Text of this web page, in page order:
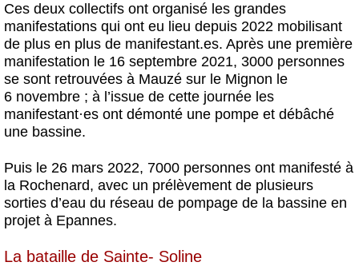
Ces deux collectifs ont organisé les grandes
manifestations qui ont eu lieu depuis 2022 mobilisant
de plus en plus de manifestant.es. Après une première
manifestation le 16 septembre 2021, 3000 personnes
se sont retrouvées à Mauzé sur le Mignon le
6 novembre ; à l’issue de cette journée les
manifestant·es ont démonté une pompe et débâché
une bassine.
Puis le 26 mars 2022, 7000 personnes ont manifesté à
la Rochenard, avec un prélèvement de plusieurs
sorties d’eau du réseau de pompage de la bassine en
projet à Epannes.
La bataille de Sainte- Soline